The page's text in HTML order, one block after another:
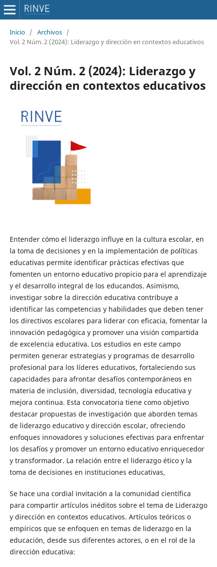
Inicio / Archivos /
Vol. 2 Núm. 2 (2024): Liderazgo y dirección en contextos educativos
Vol. 2 Núm. 2 (2024): Liderazgo y
dirección en contextos educativos
Entender cómo el liderazgo influye en la cultura escolar, en
la toma de decisiones y en la implementación de políticas
educativas permite identificar prácticas efectivas que
fomenten un entorno educativo propicio para el aprendizaje
y el desarrollo integral de los educandos. Asimismo,
investigar sobre la dirección educativa contribuye a
identificar las competencias y habilidades que deben tener
los directivos escolares para liderar con eficacia, fomentar la
innovación pedagógica y promover una visión compartida
de excelencia educativa. Los estudios en este campo
permiten generar estrategias y programas de desarrollo
profesional para los líderes educativos, fortaleciendo sus
capacidades para afrontar desafíos contemporáneos en
materia de inclusión, diversidad, tecnología educativa y
mejora continua. Esta convocatoria tiene como objetivo
destacar propuestas de investigación que aborden temas
de liderazgo educativo y dirección escolar, ofreciendo
enfoques innovadores y soluciones efectivas para enfrentar
los desafíos y promover un entorno educativo enriquecedor
y transformador. La relación entre el liderazgo ético y la
toma de decisiones en instituciones educativas,
Se hace una cordial invitación a la comunidad científica
para compartir artículos inéditos sobre el tema de Liderazgo
y dirección en contextos educativos. Artículos teóricos o
empíricos que se enfoquen en temas de liderazgo en la
educación, desde sus diferentes actores, o en el rol de la
dirección educativa: